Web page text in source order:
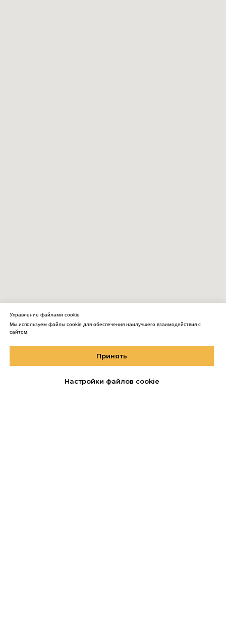
Управление файлами cookie
Мы используем файлы cookie для обеспечения наилучшего взаимодействия с
сайтом.
Принять
Настройки файлов cookie